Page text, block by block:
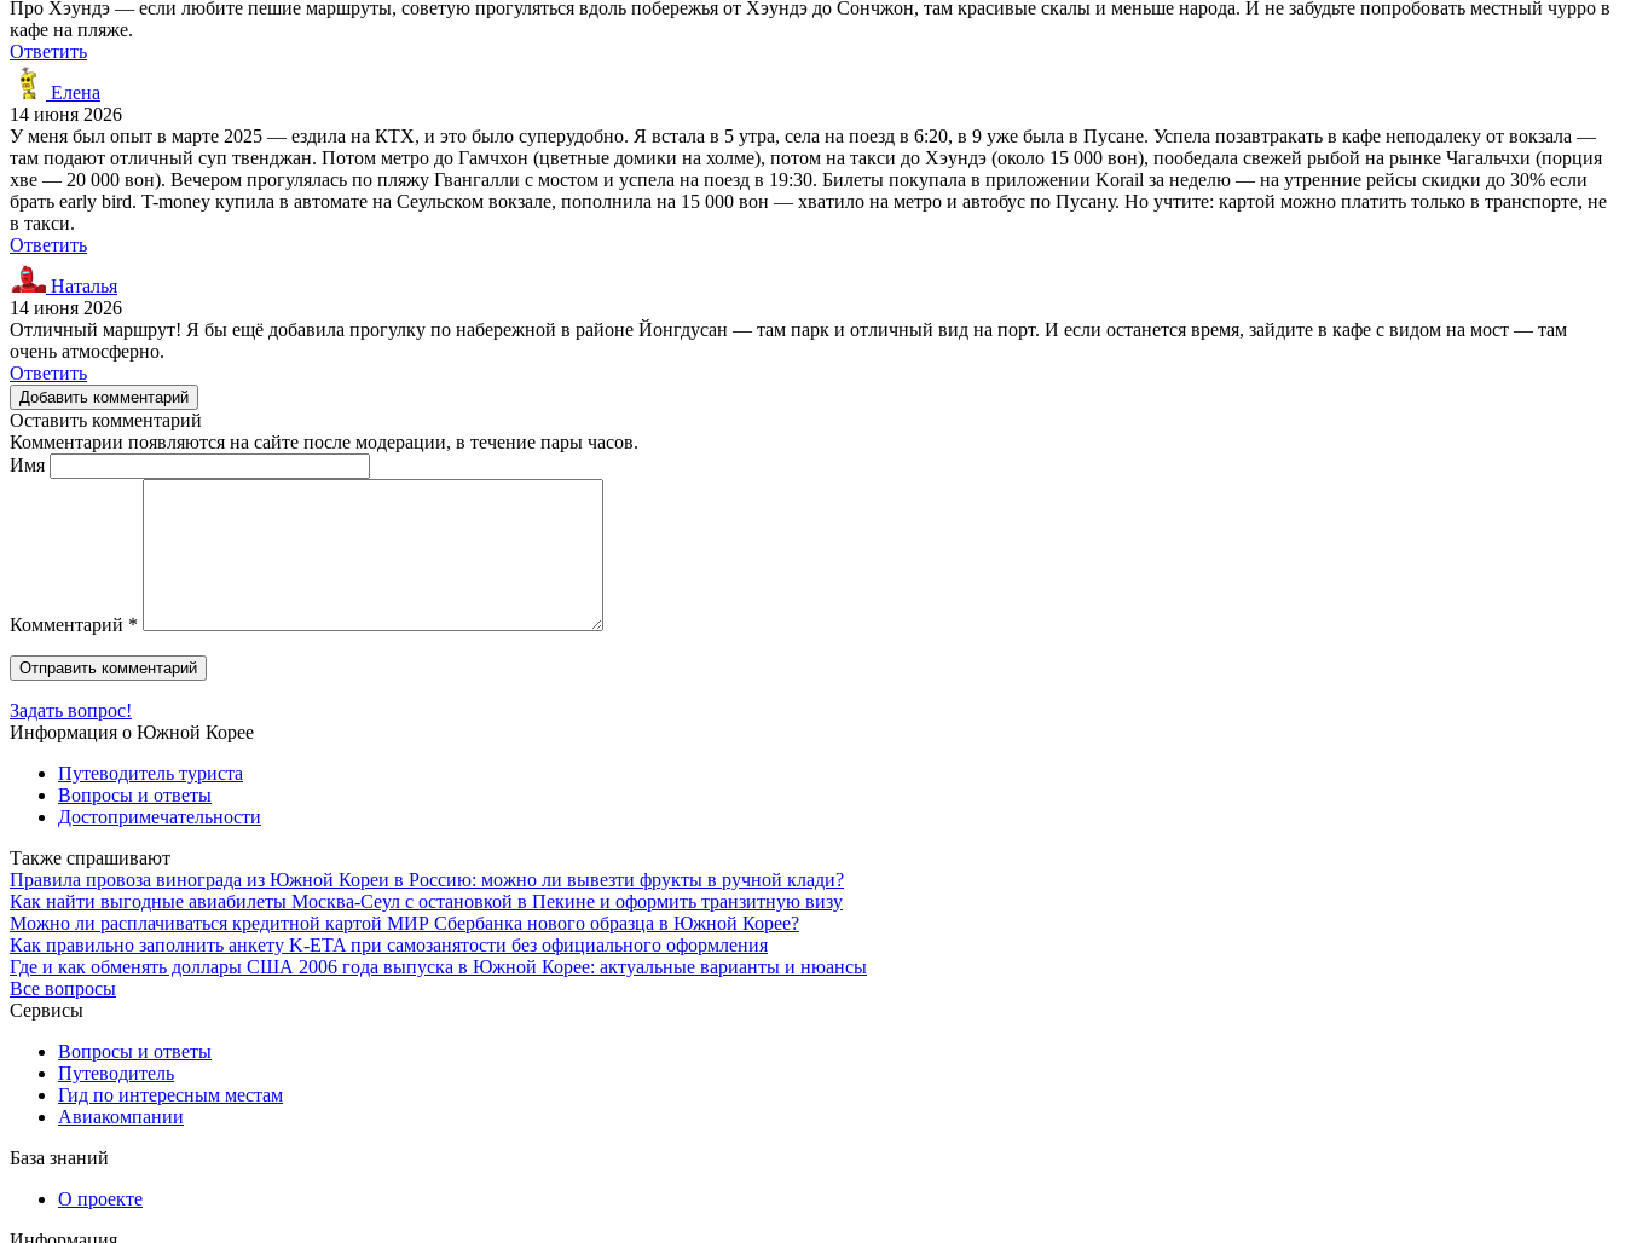
Про Хэундэ — если любите пешие маршруты, советую прогуляться вдоль побережья от Хэундэ до Сончжон, там красивые скалы и меньше народа. И не забудьте попробовать местный чурро в
кафе на пляже.
Ответить
Елена
14 июня 2026
У меня был опыт в марте 2025 — ездила на КТХ, и это было суперудобно. Я встала в 5 утра, села на поезд в 6:20, в 9 уже была в Пусане. Успела позавтракать в кафе неподалеку от вокзала —
там подают отличный суп твенджан. Потом метро до Гамчхон (цветные домики на холме), потом на такси до Хэундэ (около 15 000 вон), пообедала свежей рыбой на рынке Чагальчхи (порция
хве — 20 000 вон). Вечером прогулялась по пляжу Гвангалли с мостом и успела на поезд в 19:30. Билеты покупала в приложении Korail за неделю — на утренние рейсы скидки до 30% если
брать early bird. T-money купила в автомате на Сеульском вокзале, пополнила на 15 000 вон — хватило на метро и автобус по Пусану. Но учтите: картой можно платить только в транспорте, не
в такси.
Ответить
Наталья
14 июня 2026
Отличный маршрут! Я бы ещё добавила прогулку по набережной в районе Йонгдусан — там парк и отличный вид на порт. И если останется время, зайдите в кафе с видом на мост — там
очень атмосферно.
Ответить
Добавить комментарий
Оставить комментарий
Комментарии появляются на сайте после модерации, в течение пары часов.
Имя
Комментарий *
Задать вопрос!
Информация о Южной Корее
Путеводитель туриста
Вопросы и ответы
Достопримечательности
Также спрашивают
Правила провоза винограда из Южной Кореи в Россию: можно ли вывезти фрукты в ручной клади?
Как найти выгодные авиабилеты Москва-Сеул с остановкой в Пекине и оформить транзитную визу
Можно ли расплачиваться кредитной картой МИР Сбербанка нового образца в Южной Корее?
Как правильно заполнить анкету K-ETA при самозанятости без официального оформления
Где и как обменять доллары США 2006 года выпуска в Южной Корее: актуальные варианты и нюансы
Все вопросы
Сервисы
Вопросы и ответы
Путеводитель
Гид по интересным местам
Авиакомпании
База знаний
О проекте